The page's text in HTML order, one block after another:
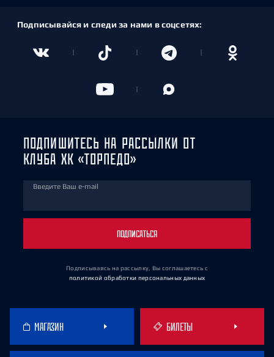
Подписывайся и следи за нами в соцсетях:
ПОДПИШИТЕСЬ НА РАССЫЛКИ ОТ
КЛУБА ХК «ТОРПЕДО»
Введите Ваш e-mail
ПОДПИСАТЬСЯ
Подписываясь на рассылку, Вы соглашаетесь с
политикой обработки персональных данных
МАГАЗИН БИЛЕТЫ